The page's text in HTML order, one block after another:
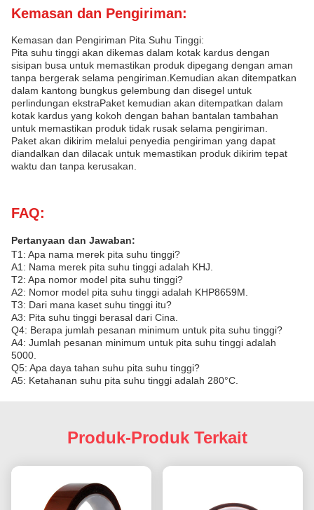
Kemasan dan Pengiriman:
Kemasan dan Pengiriman Pita Suhu Tinggi:
Pita suhu tinggi akan dikemas dalam kotak kardus dengan
sisipan busa untuk memastikan produk dipegang dengan aman
tanpa bergerak selama pengiriman.Kemudian akan ditempatkan
dalam kantong bungkus gelembung dan disegel untuk
perlindungan ekstraPaket kemudian akan ditempatkan dalam
kotak kardus yang kokoh dengan bahan bantalan tambahan
untuk memastikan produk tidak rusak selama pengiriman.
Paket akan dikirim melalui penyedia pengiriman yang dapat
diandalkan dan dilacak untuk memastikan produk dikirim tepat
waktu dan tanpa kerusakan.
FAQ:
Pertanyaan dan Jawaban:
T1: Apa nama merek pita suhu tinggi?
A1: Nama merek pita suhu tinggi adalah KHJ.
T2: Apa nomor model pita suhu tinggi?
A2: Nomor model pita suhu tinggi adalah KHP8659M.
T3: Dari mana kaset suhu tinggi itu?
A3: Pita suhu tinggi berasal dari Cina.
Q4: Berapa jumlah pesanan minimum untuk pita suhu tinggi?
A4: Jumlah pesanan minimum untuk pita suhu tinggi adalah
5000.
Q5: Apa daya tahan suhu pita suhu tinggi?
A5: Ketahanan suhu pita suhu tinggi adalah 280°C.
Produk-Produk Terkait